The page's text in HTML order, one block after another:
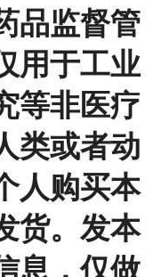
品监督管
用于工业
等非医疗
类或者动
人购买本
货。发本
息，仅做